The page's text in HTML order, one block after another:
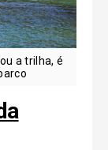
a trilha, é